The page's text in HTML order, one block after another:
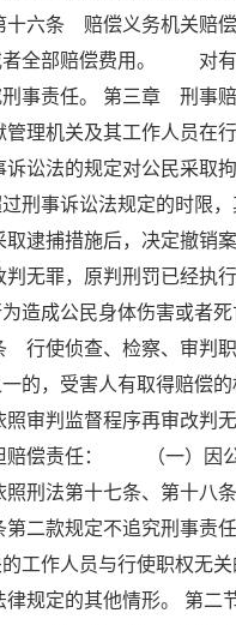
六条 赔偿义务机关赔
者全部赔偿费用。 对
刑事责任。 第三章 刑事
机关及其工作人员在行
讼法的规定对公民采取
刑事诉讼法规定的时限
逮捕措施后，决定撤销
无罪，原判刑罚已经
为造成公民身体伤害或
使侦查、检察、审判
一的，受害人有取得赔
判监督程序再审改判无
偿责任： （一）因公
刑法第十七条、第十八
款规定不追究刑事责任
作人员与行使职权无关
定的其他情形。 第二